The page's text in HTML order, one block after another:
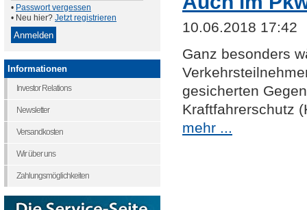
10.06.2018 17:42
Ganz besonders
gesicherten
Kraftfahrerschutz
mehr ...
• Passwort vergessen
• Neu hier? Jetzt registrieren
Informationen
Investor Relations
Newsletter
Versandkosten
Wir über uns
Zahlungsmöglichkeiten